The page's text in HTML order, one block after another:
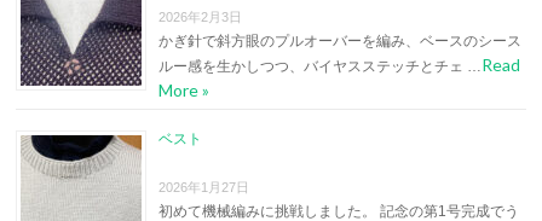
2026年2月3日
かぎ針で斜方眼のプルオーバーを編み、ベースのシース
ルー感を生かしつつ、バイヤスステッチとチェ …Read
More »
ベスト
2026年1月27日
初めて機械編みに挑戦しました。 記念の第1号完成でう